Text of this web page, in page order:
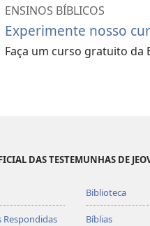
ENSINOS BÍBLICOS
Experimente nosso
Faça um curso gratuito
DAS TESTEMUNHAS DE
Respondidas
Biblioteca
Bíblias